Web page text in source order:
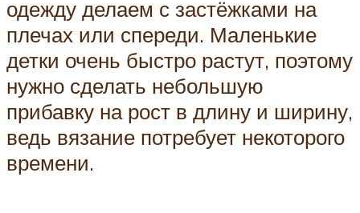
одежду делаем с застёжками на
плечах или спереди. Маленькие
детки очень быстро растут, поэтому
нужно сделать небольшую
прибавку на рост в длину и ширину,
ведь вязание потребует некоторого
времени.